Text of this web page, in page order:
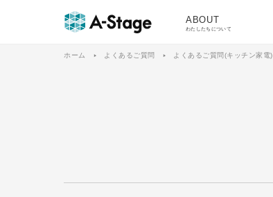
ABOUT
わたしたちについて
ホーム よくあるご質問 よくあるご質問(キッチン家電)